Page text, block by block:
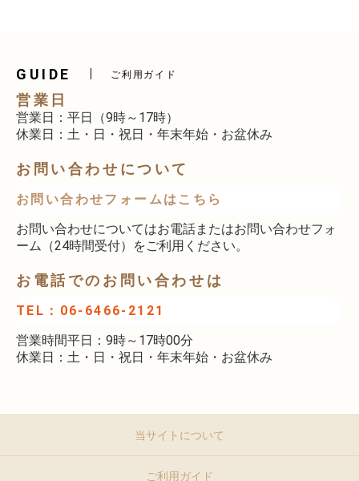
GUIDE ご利用ガイド
営業日
営業日：平日（9時～17時）
休業日：土・日・祝日・年末年始・お盆休み
お問い合わせについて
お問い合わせフォームはこちら
お問い合わせについてはお電話またはお問い合わせフォ
ーム（24時間受付）をご利用ください。
お電話でのお問い合わせは
TEL：06-6466-2121
営業時間平日：9時～17時00分
休業日：土・日・祝日・年末年始・お盆休み
当サイトについて
ご利用ガイド